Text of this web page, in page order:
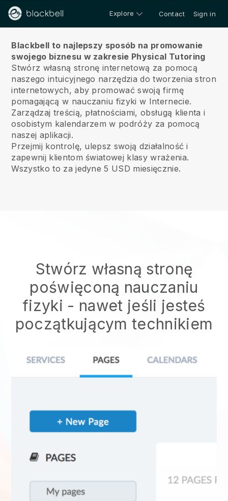
Explore Contact Sign in
Blackbell to najlepszy sposób na promowanie
swojego biznesu w zakresie Physical Tutoring
Stwórz własną stronę internetową za pomocą
naszego intuicyjnego narzędzia do tworzenia stron
internetowych, aby promować swoją firmę
pomagającą w nauczaniu fizyki w Internecie.
Zarządzaj treścią, płatnościami, obsługą klienta i
osobistym kalendarzem w podróży za pomocą
naszej aplikacji.
Przejmij kontrolę, ulepsz swoją działalność i
zapewnij klientom światowej klasy wrażenia.
Wszystko to za jedyne 5 USD miesięcznie.
Stwórz własną stronę
poświęconą nauczaniu
fizyki - nawet jeśli jesteś
początkującym technikiem